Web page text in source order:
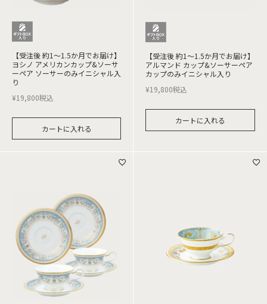
【受注後 約1～1.5か月でお届け】
ヨシノ アメリカンカップ&ソーサ
ーペア ソーサーのみイニシャル入
り
¥19,800税込
カートに入れる
【受注後 約1～1.5か月でお届け】
アルマンド カップ&ソーサーペア
カップのみイニシャル入り
¥19,800税込
カートに入れる